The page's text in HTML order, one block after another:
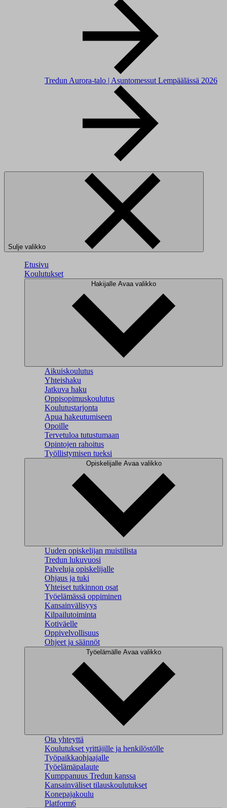
Tredun Aurora-talo | Asuntomessut Lempäälässä 2026
Sulje valikko
Etusivu
Koulutukset
Hakijalle Avaa valikko
Aikuiskoulutus
Yhteishaku
Jatkuva haku
Oppisopimuskoulutus
Koulutustarjonta
Apua hakeutumiseen
Opoille
Tervetuloa tutustumaan
Opintojen rahoitus
Työllistymisen tueksi
Opiskelijalle Avaa valikko
Uuden opiskelijan muistilista
Tredun lukuvuosi
Palveluja opiskelijalle
Ohjaus ja tuki
Yhteiset tutkinnon osat
Työelämässä oppiminen
Kansainvälisyys
Kilpailutoiminta
Kotiväelle
Oppivelvollisuus
Ohjeet ja säännöt
Työelämälle Avaa valikko
Ota yhteyttä
Koulutukset yrittäjille ja henkilöstölle
Työpaikkaohjaajalle
Työelämäpalaute
Kumppanuus Tredun kanssa
Kansainväliset tilauskoulutukset
Konepajakoulu
Platform6